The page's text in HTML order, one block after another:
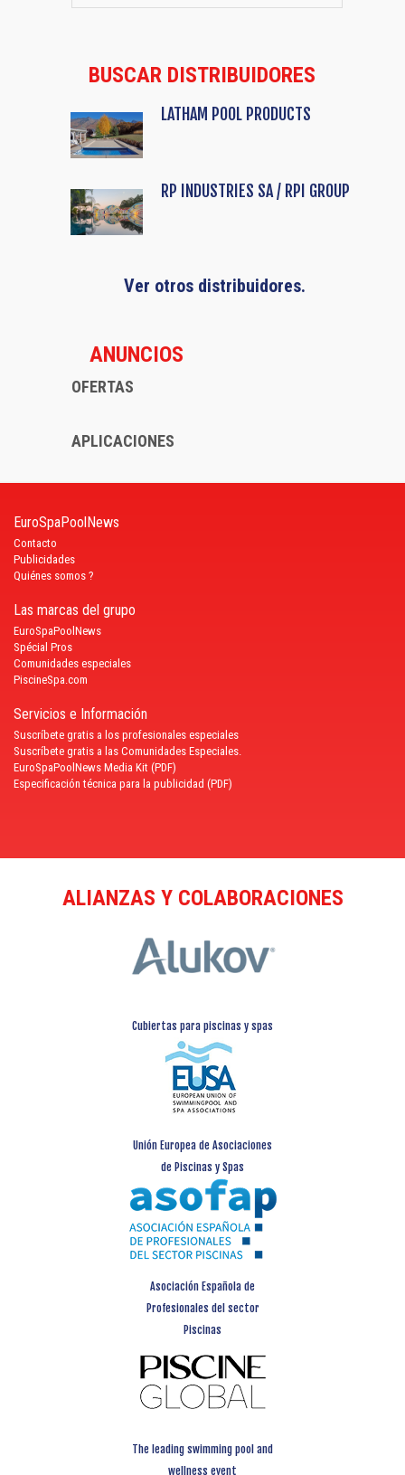
BUSCAR DISTRIBUIDORES
LATHAM POOL PRODUCTS
RP INDUSTRIES SA / RPI GROUP
Ver otros distribuidores.
ANUNCIOS
OFERTAS
APLICACIONES
EuroSpaPoolNews
Contacto
Publicidades
Quiénes somos ?
Las marcas del grupo
EuroSpaPoolNews
Spécial Pros
Comunidades especiales
PiscineSpa.com
Servicios e Información
Suscríbete gratis a los profesionales especiales
Suscríbete gratis a las Comunidades Especiales.
EuroSpaPoolNews Media Kit (PDF)
Especificación técnica para la publicidad (PDF)
ALIANZAS Y COLABORACIONES
Cubiertas para piscinas y spas
Unión Europea de Asociaciones
de Piscinas y Spas
Asociación Española de
Profesionales del sector
Piscinas
The leading swimming pool and
wellness event